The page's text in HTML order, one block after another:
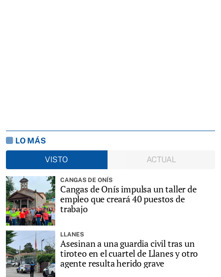
LO MÁS
VISTO
ACTUAL
CANGAS DE ONÍS
Cangas de Onís impulsa un taller de
empleo que creará 40 puestos de
trabajo
LLANES
Asesinan a una guardia civil tras un
tiroteo en el cuartel de Llanes y otro
agente resulta herido grave